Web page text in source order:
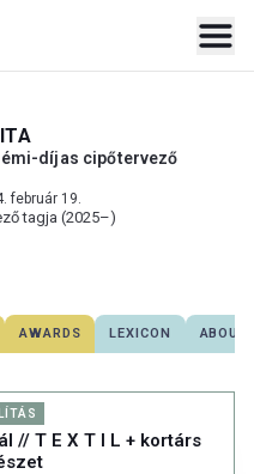
díjas cipőtervező
február 19.
tagja (2025–)
AWARDS LEXICON ABOUT
// T E X T I L + kortárs